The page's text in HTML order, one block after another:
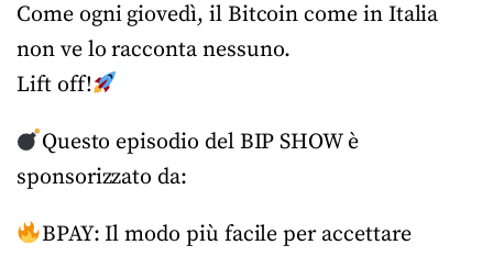
Come ogni giovedì, il Bitcoin come in Italia
non ve lo racconta nessuno.
Lift off!
Questo episodio del BIP SHOW è
sponsorizzato da:
BPAY: Il modo più facile per accettare